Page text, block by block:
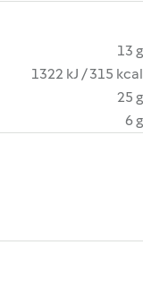
13 g
1322 kJ / 315 kcal
25 g
6 g